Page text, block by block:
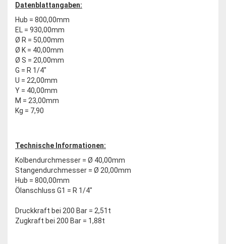
Datenblattangaben:
Hub = 800,00mm
EL = 930,00mm
Ø R = 50,00mm
Ø K = 40,00mm
Ø S = 20,00mm
G = R 1/4"
U = 22,00mm
Y = 40,00mm
M = 23,00mm
Kg = 7,90
Technische Informationen:
Kolbendurchmesser = Ø 40,00mm
Stangendurchmesser = Ø 20,00mm
Hub = 800,00mm
Ölanschluss G1 = R 1/4"
Druckkraft bei 200 Bar = 2,51t
Zugkraft bei 200 Bar = 1,88t